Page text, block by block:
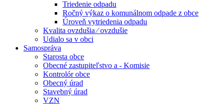
Triedenie odpadu
Ročný výkaz o komunálnom odpade z obce
Úroveň vytriedenia odpadu
Kvalita ovzdušia ⁄ ovzdušie
Udialo sa v obci
Samospráva
Starosta obce
Obecné zastupiteľstvo a - Komisie
Kontrolór obce
Obecný úrad
Stavebný úrad
VZN